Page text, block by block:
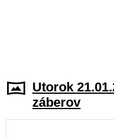
Utorok
záberov